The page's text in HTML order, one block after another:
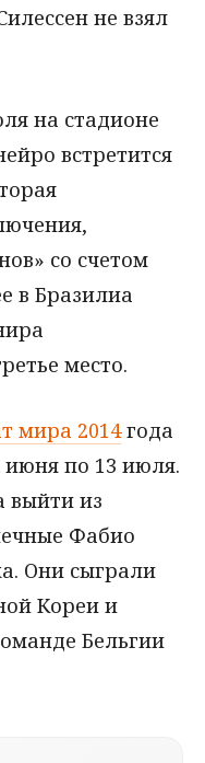
не взял
на стадионе
встретится
со счетом
в Бразилиа
место.
мира 2014года
июня по 13 июля.
выйти из
Фабио
Они сыграли
Кореи и
Бельгии